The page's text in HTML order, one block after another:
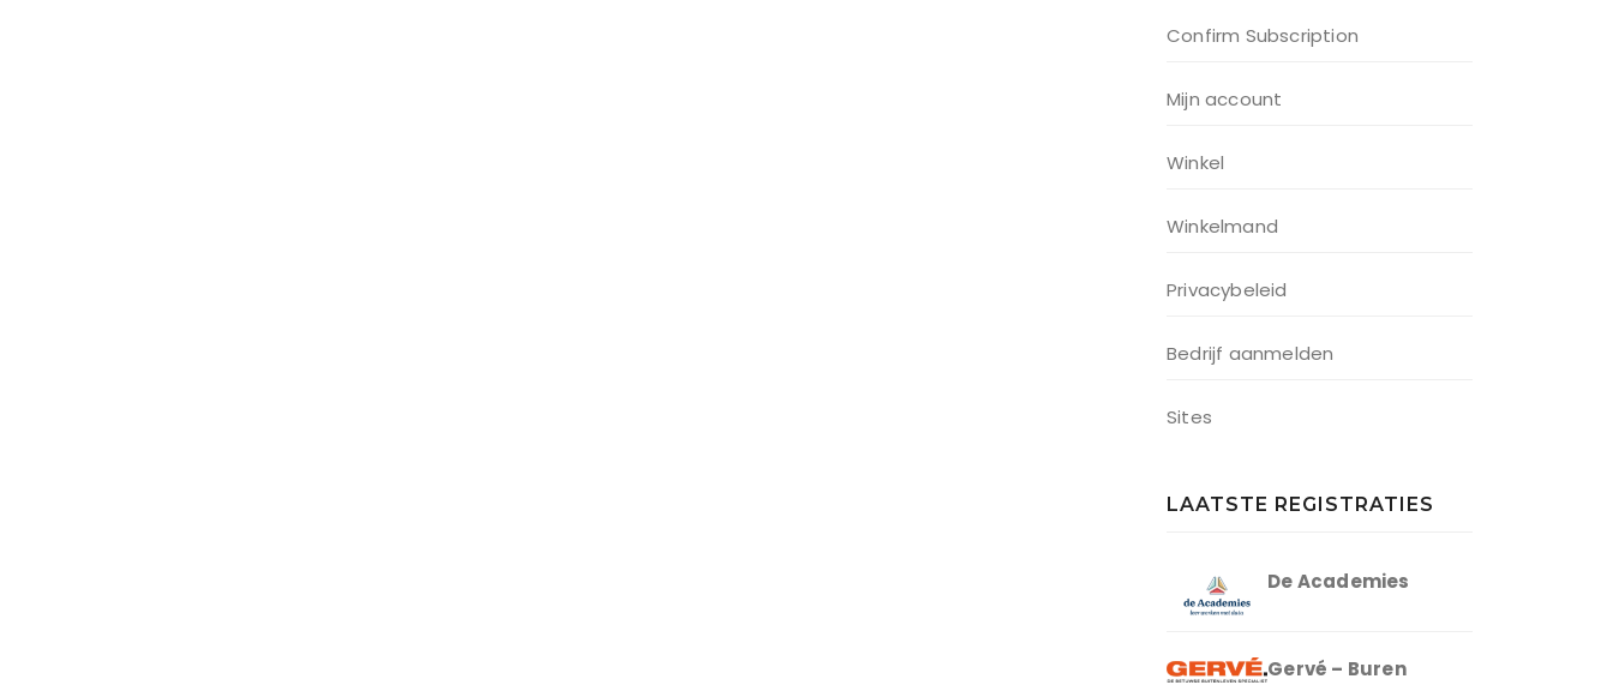
Confirm Subscription
Mijn account
Winkel
Winkelmand
Privacybeleid
Bedrijf aanmelden
Sites
LAATSTE REGISTRATIES
De Academies
Gervé – Buren